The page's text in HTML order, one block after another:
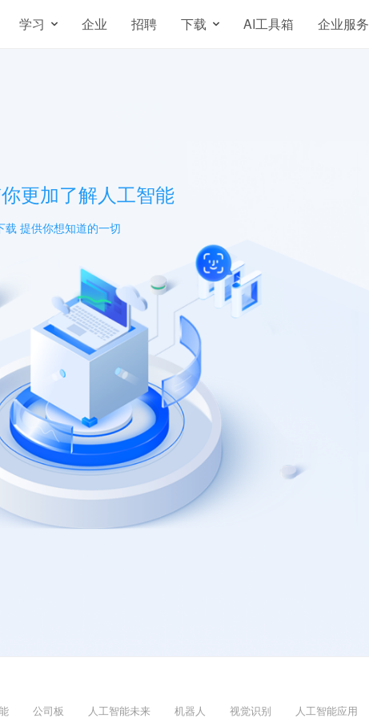
学习 企业 招聘 下载 AI工具箱 企业服务
更加了解人工智能
载 提供你想知道的一切
公司板 人工智能未来 机器人 视觉识别 人工智能应用